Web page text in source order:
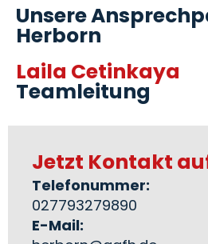
Unsere
Herborn
Laila Cetinkaya
Teamleitung
Jetzt Kontakt
Telefonummer:
027793279890
E-Mail: